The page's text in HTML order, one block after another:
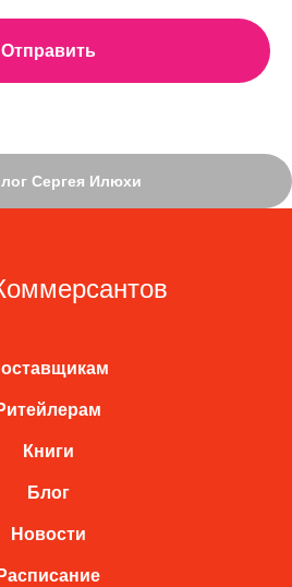
Отправить
Сергея Илюхи
Книги
Блог
Новости
Расписание